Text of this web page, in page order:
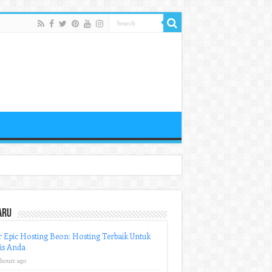
Epic Hosting Beon: Hosting Terbaik Untuk
Anda
ago